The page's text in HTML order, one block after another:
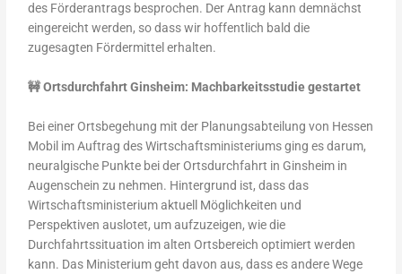
des Förderantrags besprochen. Der Antrag kann demnächst
eingereicht werden, so dass wir hoffentlich bald die
zugesagten Fördermittel erhalten.
🚧Ortsdurchfahrt Ginsheim: Machbarkeitsstudie gestartet
Bei einer Ortsbegehung mit der Planungsabteilung von Hessen
Mobil im Auftrag des Wirtschaftsministeriums ging es darum,
neuralgische Punkte bei der Ortsdurchfahrt in Ginsheim in
Augenschein zu nehmen. Hintergrund ist, dass das
Wirtschaftsministerium aktuell Möglichkeiten und
Perspektiven auslotet, um aufzuzeigen, wie die
Durchfahrtssituation im alten Ortsbereich optimiert werden
kann. Das Ministerium geht davon aus, dass es andere Wege